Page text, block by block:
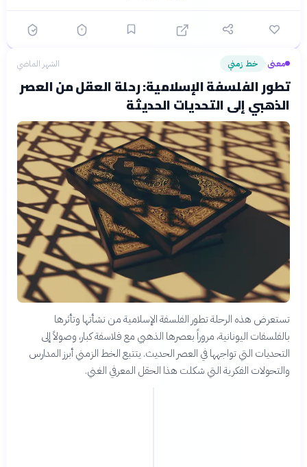
معنى› خط زمني الشهر الماضي
تطور الفلسفة الإسلامية: رحلة العقل من العصر
الذهبي إلى التحديات الحديثة
تستعرض هذه الرحلة تطور الفلسفة الإسلامية من نشأتها وتأثرها
بالفلسفات اليونانية، مروراً بعصرها الذهبي مع فلاسفة كبار، وصولاً إلى
التحديات التي تواجهها في العصر الحديث. يتتبع الخط الزمني أبرز المدارس
والتحولات الفكرية التي شكلت هذا الحقل المعرفي الغني.